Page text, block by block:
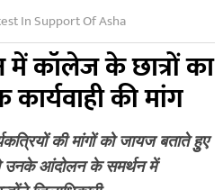
In Support Of Asha
कॉलेज के छात्रों का
कार्यवाही की मांग
की मांगों को जायज बताते हुुए
उनके आंदोलन के समर्थन में